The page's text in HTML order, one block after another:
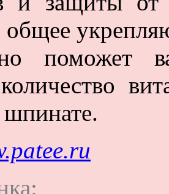
общее
поможет
шпинате.